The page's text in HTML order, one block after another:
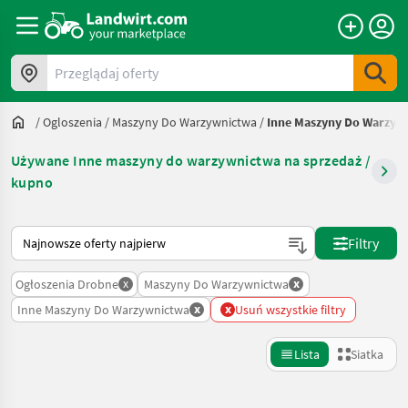
Przeglądaj oferty
/Ogloszenia / Maszyny Do Warzywnictwa / Inne Maszyny Do
Używane Inne maszyny do warzywnictwa na sprzedaż /
kupno
Tak sortuje się na Landwirt.com
Filtry
Ogłoszenia Drobne x Maszyny Do Warzywnictwa x
Inne Maszyny Do Warzywnictwa x x Usuń wszystkie filtry
Lista Siatka